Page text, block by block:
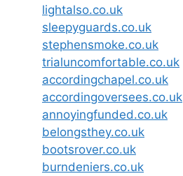
lightalso.co.uk
sleepyguards.co.uk
stephensmoke.co.uk
trialuncomfortable.co.uk
accordingchapel.co.uk
accordingoversees.co.uk
annoyingfunded.co.uk
belongsthey.co.uk
bootsrover.co.uk
burndeniers.co.uk